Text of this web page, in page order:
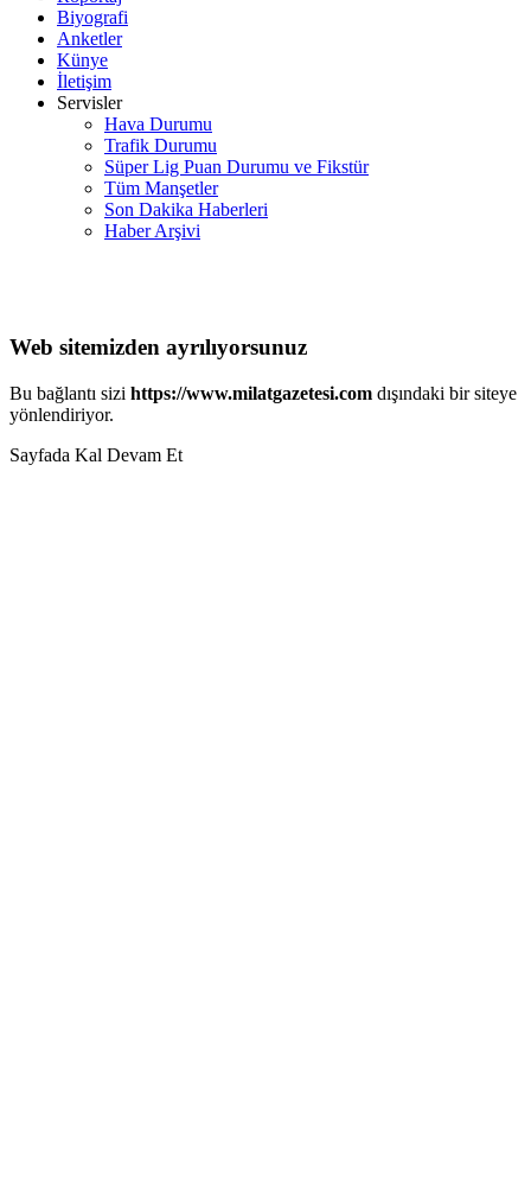
Biyografi
Anketler
Künye
İletişim
Servisler
Hava Durumu
Trafik Durumu
Süper Lig Puan Durumu ve Fikstür
Tüm Manşetler
Son Dakika Haberleri
Haber Arşivi
Web sitemizden ayrılıyorsunuz
Bu bağlantı sizi https://www.milatgazetesi.com dışındaki bir siteye
yönlendiriyor.
Sayfada Kal Devam Et